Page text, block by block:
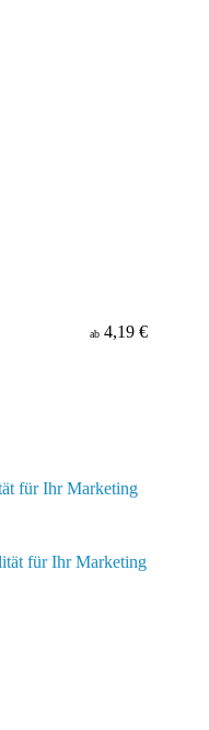
ab 4,19 €
für Ihr Marketing